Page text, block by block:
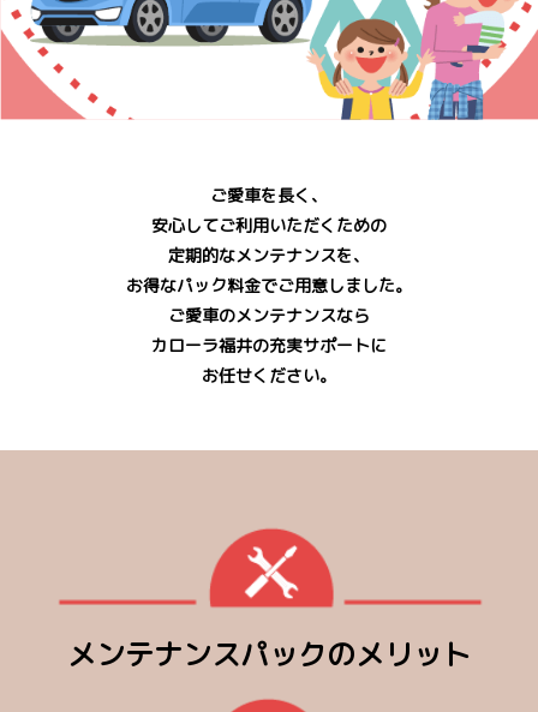
ご愛車を長く、
安心してご利用いただくための
定期的なメンテナンスを、
お得なパック料金でご用意しました。
ご愛車のメンテナンスなら
カローラ福井の充実サポートに
お任せください。
メンテナンスパックのメリット